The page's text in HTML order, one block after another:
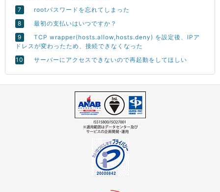
rootパスワードを忘れてしまった
最初の支払いはいつですか？
TCP wrapper(hosts.allow,hosts.deny) を設定後、IPア
ドレスが変わったため、接続できなくなった
サーバーにアクセスできないので再起動をしてほしい